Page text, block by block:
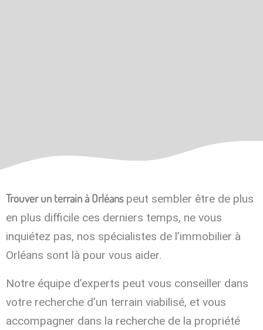
Trouver un terrain à Orléanspeut sembler être de plus
en plus difficile ces derniers temps, ne vous
inquiétez pas, nos spécialistes de l’immobilier à
Orléans sont là pour vous aider.
Notre équipe d’experts peut vous conseiller dans
votre recherche d’un terrain viabilisé, et vous
accompagner dans la recherche de la propriété